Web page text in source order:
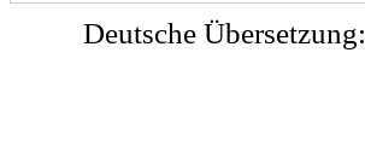
Deutsche Übersetzung: